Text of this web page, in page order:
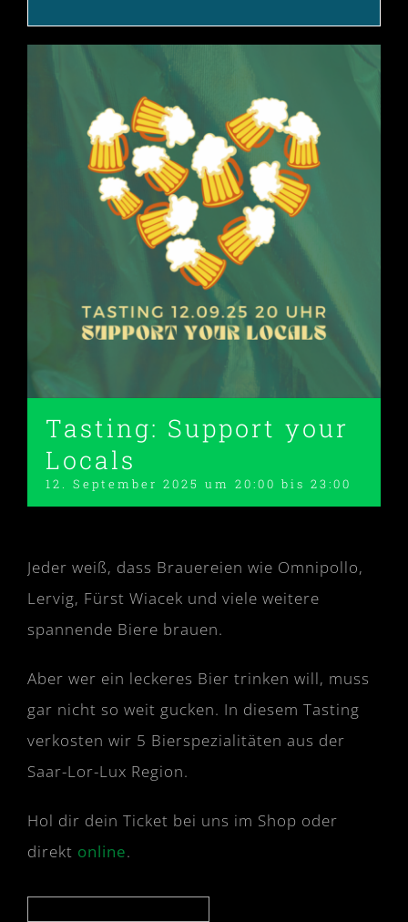
Tasting: Support your
Locals
12. September 2025 um 20:00 bis 23:00
Jeder weiß, dass Brauereien wie Omnipollo,
Lervig, Fürst Wiacek und viele weitere
spannende Biere brauen.
Aber wer ein leckeres Bier trinken will, muss
gar nicht so weit gucken. In diesem Tasting
verkosten wir 5 Bierspezialitäten aus der
Saar-Lor-Lux Region.
Hol dir dein Ticket bei uns im Shop oder
direkt online.